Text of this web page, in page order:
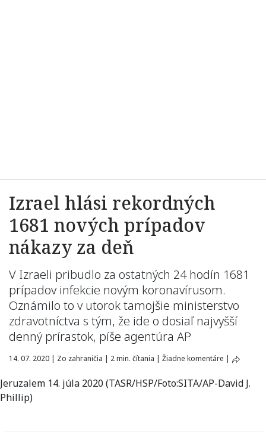
Izrael hlási rekordných
1681 nových prípadov
nákazy za deň
V Izraeli pribudlo za ostatných 24 hodín 1681
prípadov infekcie novým koronavírusom.
Oznámilo to v utorok tamojšie ministerstvo
zdravotníctva s tým, že ide o dosiaľ najvyšší
denný prírastok, píše agentúra AP
14. 07. 2020 | Zo zahraničia | 2 min. čítania | Žiadne komentáre |
Jeruzalem 14. júla 2020 (TASR/HSP/Foto:SITA/AP-David J.
Phillip)